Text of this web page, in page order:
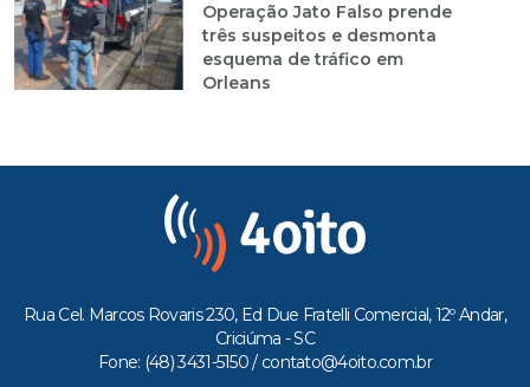
Operação Jato Falso prende
três suspeitos e desmonta
esquema de tráfico em
Orleans
Rua Cel. Marcos Rovaris 230, Ed Due Fratelli Comercial, 12º Andar,
Criciúma - SC
Fone: (48) 3431-5150 / contato@4oito.com.br